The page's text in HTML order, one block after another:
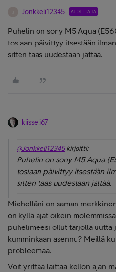
Jonkkeli12345 ALOITTAJA
Puhelin on sony M5 Aqua
tosiaan päivittyy itsestään
sitten taas uudestaan jättää.
kiisseli67
@Jonkkeli12345kirjoitti:
Puhelin on sony M5 Aqua
tosiaan päivittyy itsestään
sitten taas uudestaan jättää.
Miehelläni on saman
on kyllä ajat oikein
puhelimeesi ollut tarjolla uutta
kumminkaan asennu? Meillä
probleemaa.
Voit yrittää laittaa kellon ajan